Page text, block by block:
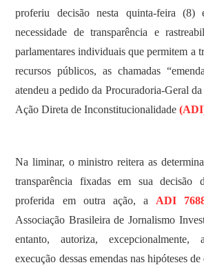
proferiu decisão nesta quinta-feira (8)
necessidade de transparência e
parlamentares individuais que permitem a
recursos públicos, as chamadas
atendeu a pedido da Procuradoria-Geral
Ação Direta de Inconstitucionalidade
Na liminar, o ministro reitera as
transparência fixadas em sua decisão
proferida em outra ação, a ADI
Associação Brasileira de Jornalismo
entanto, autoriza,
execução dessas emendas nas hipóteses